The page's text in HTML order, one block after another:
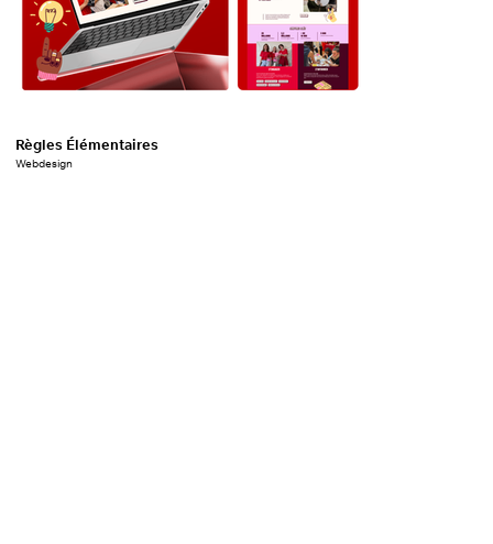
Règles Élémentaires
Webdesign